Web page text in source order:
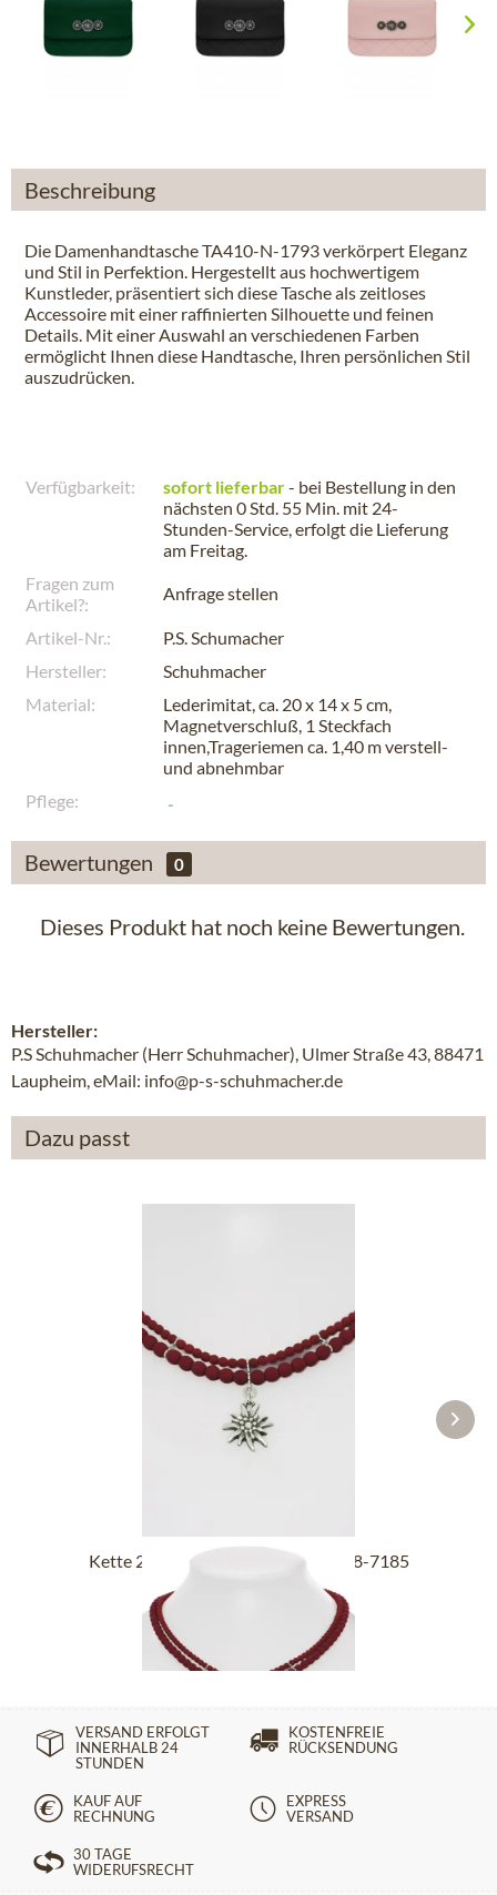
Beschreibung
Die Damenhandtasche TA410-N-1793 verkörpert Eleganz
und Stil in Perfektion. Hergestellt aus hochwertigem
Kunstleder, präsentiert sich diese Tasche als zeitloses
Accessoire mit einer raffinierten Silhouette und feinen
Details. Mit einer Auswahl an verschiedenen Farben
ermöglicht Ihnen diese Handtasche, Ihren persönlichen Stil
auszudrücken.
Verfügbarkeit: sofort lieferbar- bei Bestellung in den
nächsten 0 Std. 55 Min. mit 24-
Stunden-Service, erfolgt die Lieferung
am Freitag.
Fragen zum
Artikel?:
Anfrage stellen
Artikel-Nr.:
P.S. Schumacher
Hersteller:
Schuhmacher
Material:
Lederimitat, ca. 20 x 14 x 5 cm,
Magnetverschluß, 1 Steckfach
innen,Trageriemen ca. 1,40 m verstell-
und abnehmbar
Pflege:
Bewertungen 0
Dieses Produkt hat noch keine Bewertungen.
Hersteller:
P.S Schuhmacher (Herr Schuhmacher), Ulmer Straße 43, 88471
Laupheim, eMail: info@p-s-schuhmacher.de
Dazu passt
Kette 2 reihig mit Edelweiß SCH008-7185
VERSAND ERFOLGT
INNERHALB 24
STUNDEN
KOSTENFREIE
RÜCKSENDUNG
KAUF AUF
RECHNUNG
EXPRESS
VERSAND
30 TAGE
WIDERUFSRECHT